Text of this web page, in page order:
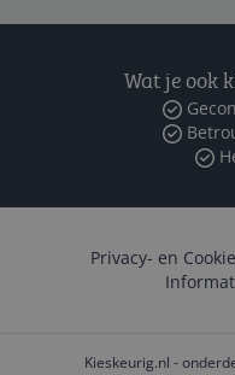
Wat je ook
Privacy- en
Kieskeurig.nl -